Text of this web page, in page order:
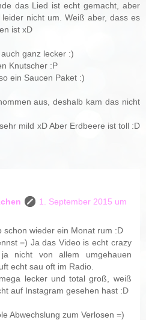
das Lied ist echt gemacht, aber
nicht um. Weiß aber, dass es
ist xD
ganz lecker :)
Knutscher :P
ein Saucen Paket :)
aus, deshalb kam das nicht
mild xD Aber Erdbeere ist toll :D
1. September 2015 um
schon wieder ein Monat rum :D
=) Ja das Video is echt crazy
nicht von allem umgehauen
echt sau oft im Radio.
lecker und total groß, weiß
auf Instagram gesehen hast :D
Abwechslung zum Verlosen =)